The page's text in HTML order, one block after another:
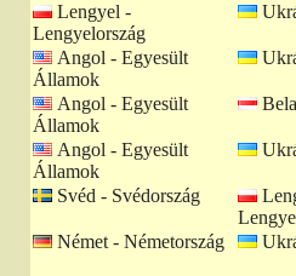
Lengyel -
Lengyelország
Angol - Egyesült
Államok
Angol - Egyesült
Államok
Angol - Egyesült
Államok
Svéd - Svédország
Német - Németország